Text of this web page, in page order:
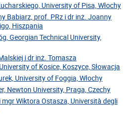
University of Pisa, Włochy
Babiarz, prof. PRz i dr inż. Joanny
Hiszpania
Georgian Technical University,
i dr inż. Tomasza
of Kosice, Koszyce, Słowacja
University of Foggia, Włochy
Newton University, Praga, Czechy
mgr Wiktora Ostasza, Università degli